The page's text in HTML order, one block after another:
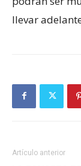
llevar
Artículo anterior